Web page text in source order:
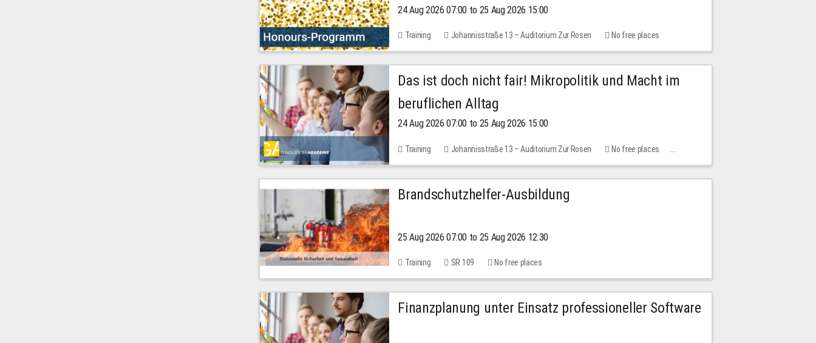
24 Aug 2026 07:00 to 25 Aug 2026 15:00
Training Johannisstraße 13 – Auditorium Zur Rosen No free places
Das ist doch nicht fair! Mikropolitik und Macht im
beruflichen Alltag
24 Aug 2026 07:00 to 25 Aug 2026 15:00
Training Johannisstraße 13 – Auditorium Zur Rosen
No free places
30.00 EUR
Brandschutzhelfer-Ausbildung
25 Aug 2026 07:00 to 25 Aug 2026 12:30
Training SR 109 No free places
Finanzplanung unter Einsatz professioneller Software